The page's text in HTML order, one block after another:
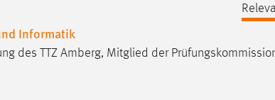
Informatik
des TTZ Amberg, Mitglied der